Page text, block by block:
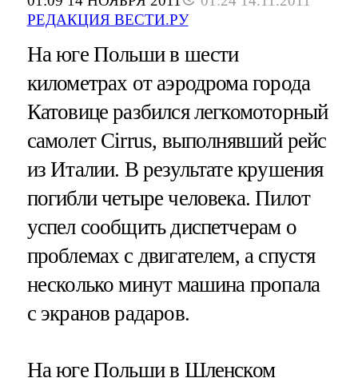
РЕДАКЦИЯ ВЕСТИ.РУ
На юге Польши в шести
километрах от аэродрома города
Катовице разбился легкомоторный
самолет Cirrus, выполнявший рейс
из Италии. В результате крушения
погибли четыре человека. Пилот
успел сообщить диспетчерам о
проблемах с двигателем, а спустя
несколько минут машина пропала
с экранов радаров.
На юге Польши в Шленском